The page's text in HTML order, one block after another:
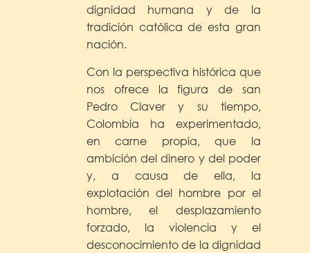
dignidad humana y de la
tradición católica de esta gran
nación.
Con la perspectiva histórica que
nos ofrece la figura de san
Pedro Claver y su tiempo,
Colombia ha experimentado,
en carne propia, que la
ambición del dinero y del poder
y, a causa de ella, la
explotación del hombre por el
hombre, el desplazamiento
forzado, la violencia y el
desconocimiento de la dignidad